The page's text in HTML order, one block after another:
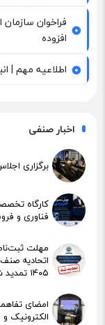
فراخوان
افزوده
اطلاعیه مهم |
اخبار صنفی
برگزاری
کارگاه
فناوری و
مهلت
اتحادیه صنف
۱۴۰۵ تمدید شد.
امضای
الکترونیک